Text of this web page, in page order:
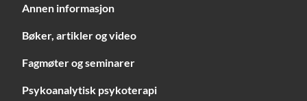
Annen informasjon
Bøker, artikler og video
Fagmøter og seminarer
Psykoanalytisk psykoterapi